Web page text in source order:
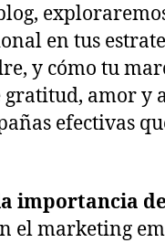
en tus
y cómo tu
gratitud, amor y
efectivas
importancia
el marketing